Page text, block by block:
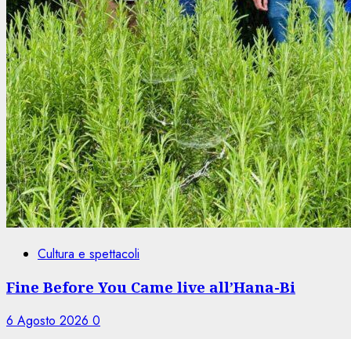
Cultura e spettacoli
Fine Before You Came live all’Hana-Bi
6 Agosto 2026 0